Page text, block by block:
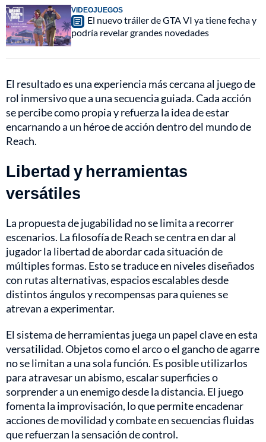
VIDEOJUEGOS
El nuevo tráiler de GTA VI ya tiene fecha y
podría revelar grandes novedades
El resultado es una experiencia más cercana al juego de
rol inmersivo que a una secuencia guiada. Cada acción
se percibe como propia y refuerza la idea de estar
encarnando a un héroe de acción dentro del mundo de
Reach.
Libertad y herramientas
versátiles
La propuesta de jugabilidad no se limita a recorrer
escenarios. La filosofía de Reach se centra en dar al
jugador la libertad de abordar cada situación de
múltiples formas. Esto se traduce en niveles diseñados
con rutas alternativas, espacios escalables desde
distintos ángulos y recompensas para quienes se
atrevan a experimentar.
El sistema de herramientas juega un papel clave en esta
versatilidad. Objetos como el arco o el gancho de agarre
no se limitan a una sola función. Es posible utilizarlos
para atravesar un abismo, escalar superficies o
sorprender a un enemigo desde la distancia. El juego
fomenta la improvisación, lo que permite encadenar
acciones de movilidad y combate en secuencias fluidas
que refuerzan la sensación de control.